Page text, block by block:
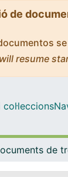
de
resume